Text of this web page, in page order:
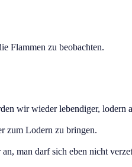
Flammen zu beobachten.
wir wieder lebendiger, lodern
zum Lodern zu bringen.
man darf sich eben nicht